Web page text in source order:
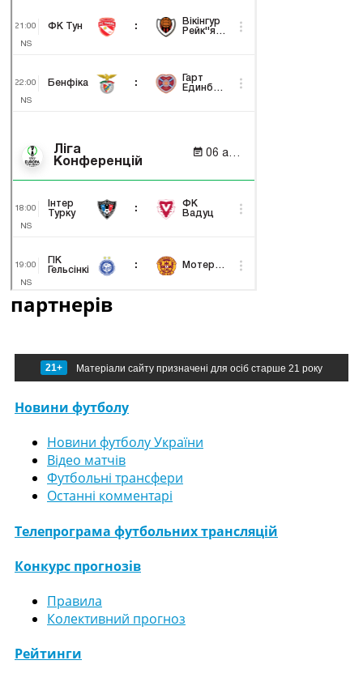
партнерів
21+ Матеріали сайту призначені для осіб старше 21 року
Новини футболу
Новини футболу України
Відео матчів
Футбольні трансфери
Останні комментарі
Телепрограма футбольних трансляцій
Конкурс прогнозів
Правила
Колективний прогноз
Рейтинги